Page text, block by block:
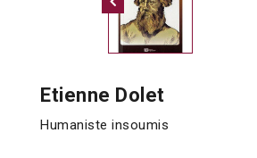
Etienne Dolet
Humaniste insoumis